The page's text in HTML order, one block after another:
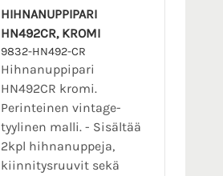
HIHNANUPPIPARI
HN492CR, KROMI
9832-HN492-CR
Hihnanuppipari
HN492CR kromi.
Perinteinen vintage-
tyylinen malli. - Sisältää
2kpl hihnanuppeja,
kiinnitysruuvit sekä